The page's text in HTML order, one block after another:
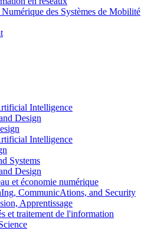
des Systèmes de Mobilité
Intelligence
Design
Intelligence
Systems
Design
et économie numérique
CommunicAtions, and Security
Apprentissage
et traitement de l'information